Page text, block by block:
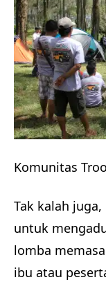
Komunitas
Tak kalah
untuk
lomba
ibu atau